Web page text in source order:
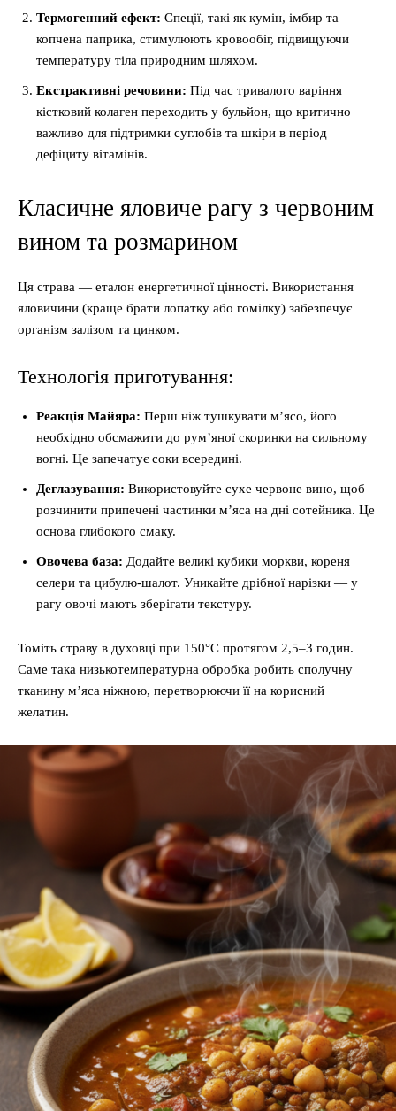
Термогенний ефект: Спеції, такі як кумін, імбир та
копчена паприка, стимулюють кровообіг, підвищуючи
температуру тіла природним шляхом.
Екстрактивні речовини: Під час тривалого варіння
кістковий колаген переходить у бульйон, що критично
важливо для підтримки суглобів та шкіри в період
дефіциту вітамінів.
Класичне яловиче рагу з червоним
вином та розмарином
Ця страва — еталон енергетичної цінності. Використання
яловичини (краще брати лопатку або гомілку) забезпечує
організм залізом та цинком.
Технологія приготування:
Реакція Майяра: Перш ніж тушкувати м’ясо, його
необхідно обсмажити до рум’яної скоринки на сильному
вогні. Це запечатує соки всередині.
Деглазування: Використовуйте сухе червоне вино, щоб
розчинити припечені частинки м’яса на дні сотейника. Це
основа глибокого смаку.
Овочева база: Додайте великі кубики моркви, кореня
селери та цибулю-шалот. Уникайте дрібної нарізки — у
рагу овочі мають зберігати текстуру.
Томіть страву в духовці при 150°C протягом 2,5–3 годин.
Саме така низькотемпературна обробка робить сполучну
тканину м’яса ніжною, перетворюючи її на корисний
желатин.